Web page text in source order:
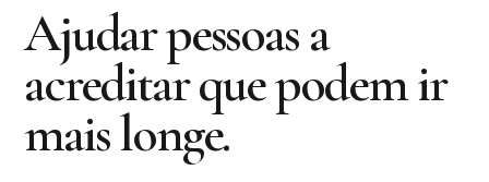
Ajudar pessoas a
acreditar que podem ir
mais longe.